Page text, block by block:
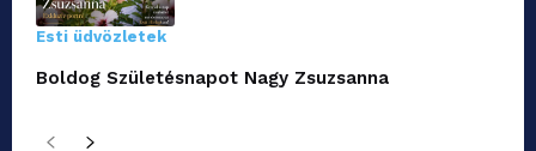
Esti üdvözletek
Boldog Születésnapot Nagy Zsuzsanna